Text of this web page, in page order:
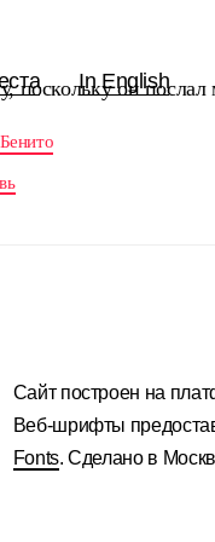
In English
поскольку он послал
Сайт построен на
Веб-шрифты
Fonts. Сделано в